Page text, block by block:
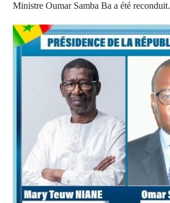
Ministre Oumar Samba Ba a été reconduit.